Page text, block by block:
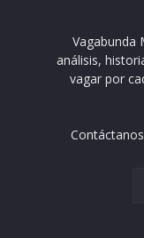
Vagabunda
análisis,
vagar por